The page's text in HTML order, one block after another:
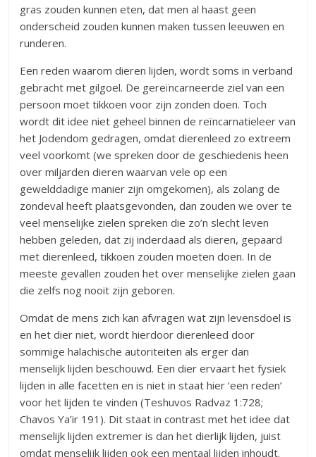
gras zouden kunnen eten, dat men al haast geen
onderscheid zouden kunnen maken tussen leeuwen en
runderen.
Een reden waarom dieren lijden, wordt soms in verband
gebracht met gilgoel. De gereïncarneerde ziel van een
persoon moet tikkoen voor zijn zonden doen. Toch
wordt dit idee niet geheel binnen de reïncarnatieleer van
het Jodendom gedragen, omdat dierenleed zo extreem
veel voorkomt (we spreken door de geschiedenis heen
over miljarden dieren waarvan vele op een
gewelddadige manier zijn omgekomen), als zolang de
zondeval heeft plaatsgevonden, dan zouden we over te
veel menselijke zielen spreken die zo’n slecht leven
hebben geleden, dat zij inderdaad als dieren, gepaard
met dierenleed, tikkoen zouden moeten doen. In de
meeste gevallen zouden het over menselijke zielen gaan
die zelfs nog nooit zijn geboren.
Omdat de mens zich kan afvragen wat zijn levensdoel is
en het dier niet, wordt hierdoor dierenleed door
sommige halachische autoriteiten als erger dan
menselijk lijden beschouwd. Een dier ervaart het fysiek
lijden in alle facetten en is niet in staat hier ‘een reden’
voor het lijden te vinden (Teshuvos Radvaz 1:728;
Chavos Ya’ir 191). Dit staat in contrast met het idee dat
menselijk lijden extremer is dan het dierlijk lijden, juist
omdat menselijk lijden ook een mentaal lijden inhoudt.